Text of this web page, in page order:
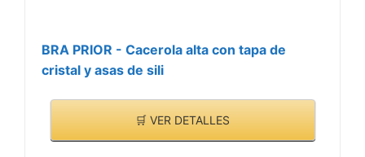
BRA PRIOR - Cacerola alta con tapa de
cristal y asas de sili
🛒 VER DETALLES